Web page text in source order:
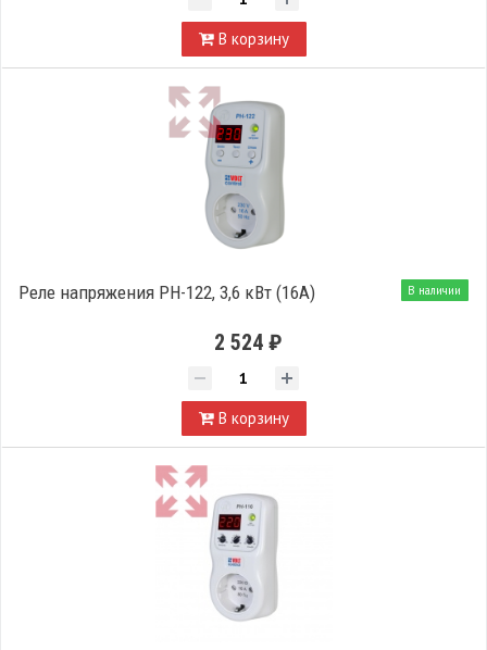
В корзину
В наличии
Реле напряжения РН-122, 3,6 кВт (16А)
2 524 ₽
В корзину